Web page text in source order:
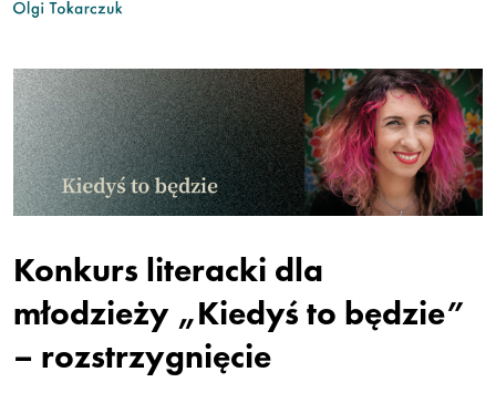
Konkurs literacki dla
młodzieży „Kiedyś to będzie”
– rozstrzygnięcie